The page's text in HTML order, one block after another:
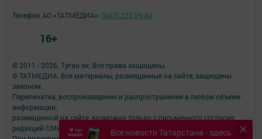
Все новости Татарстана - здесь
© 2011 - 2026. Туган як. Все права защищены.
© ТАТМЕДИА. Все материалы, размещенные на сайте, защищены
законом.
Перепечатка, воспроизведение и распространение в любом объеме
информации,
размещенной на сайте, возможна только с письменного согласия
редакций СМИ.
Телефон АО «ТАТМЕДИА»: (843) 222 09 84
16+